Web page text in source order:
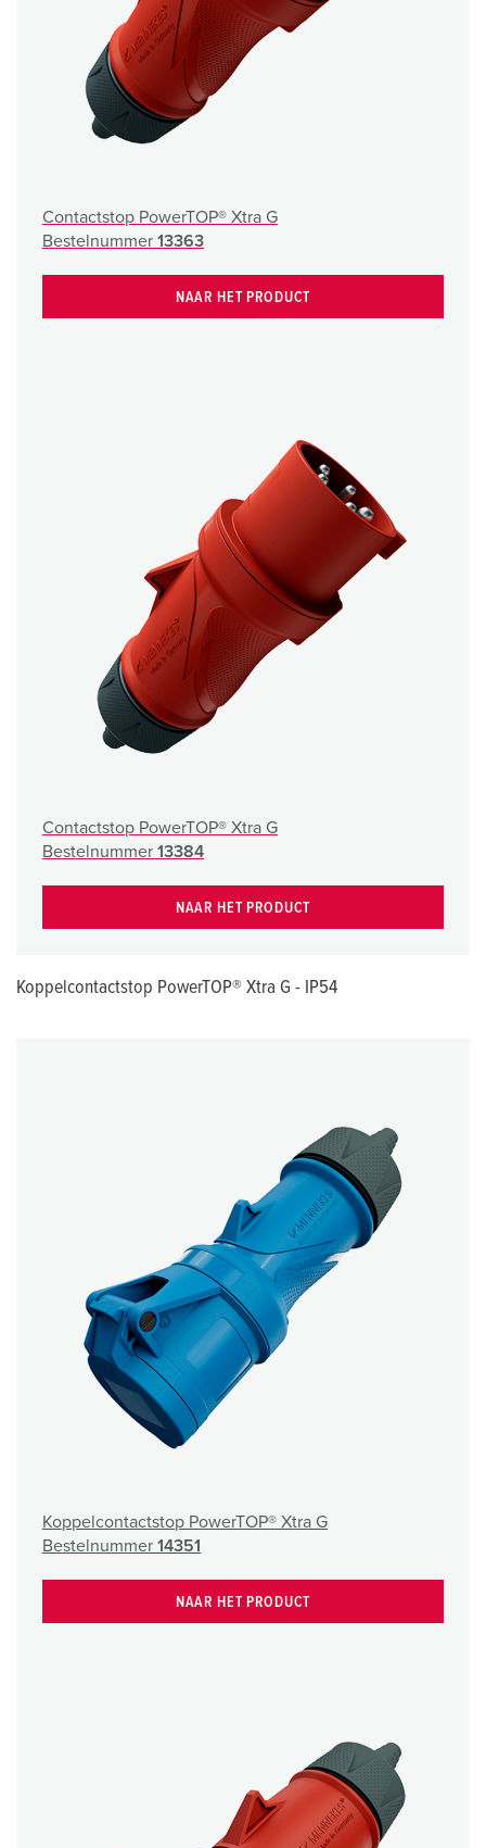
Contactstop PowerTOP® Xtra G
Bestelnummer 13363
NAAR HET PRODUCT
Contactstop PowerTOP® Xtra G
Bestelnummer 13384
NAAR HET PRODUCT
Koppelcontactstop PowerTOP® Xtra G - IP54
Koppelcontactstop PowerTOP® Xtra G
Bestelnummer 14351
NAAR HET PRODUCT